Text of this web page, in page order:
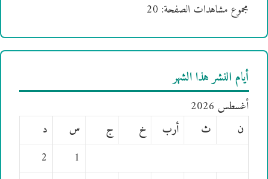
مجموع مشاهدات الصفحة: 20
أيام النشر هذا الشهر
أغسطس 2026
ن
ث أرب خ ج س
د
1
2